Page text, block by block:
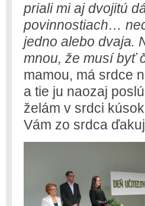
priali mi aj dvojitú
povinnostiach…
jedno alebo dvaja.
mnou, že musí byť
mamou, má srdce
a tie ju naozaj
želám v srdci
Vám zo srdca